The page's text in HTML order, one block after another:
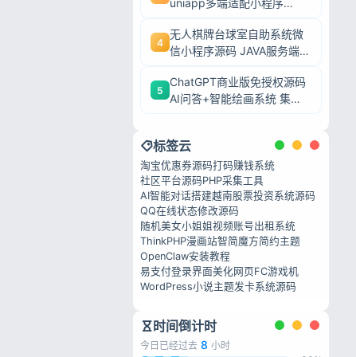
uniapp多端适配小程序
银全套源码
4
无人棋牌台球室自助系统微
信小程序源码 JAVA服务端全
5
ChatGPT商业版免授权源码
AI问答+智能绘画系统 集成
标签云
淘宝优惠券源码打码赚钱系统
社区平台源码PHP采集工具
AI智能对话搭建越南股票投资系统源码
QQ在线状态修改源码
随机美女小姐姐视频账号出租系统
ThinkPHP漫画站智简魔方简约主题
OpenClaw安装教程
易支付登录界面美化网页FC游戏机
WordPress小说主题发卡系统源码
时间倒计时
今日已经过去 8 小时